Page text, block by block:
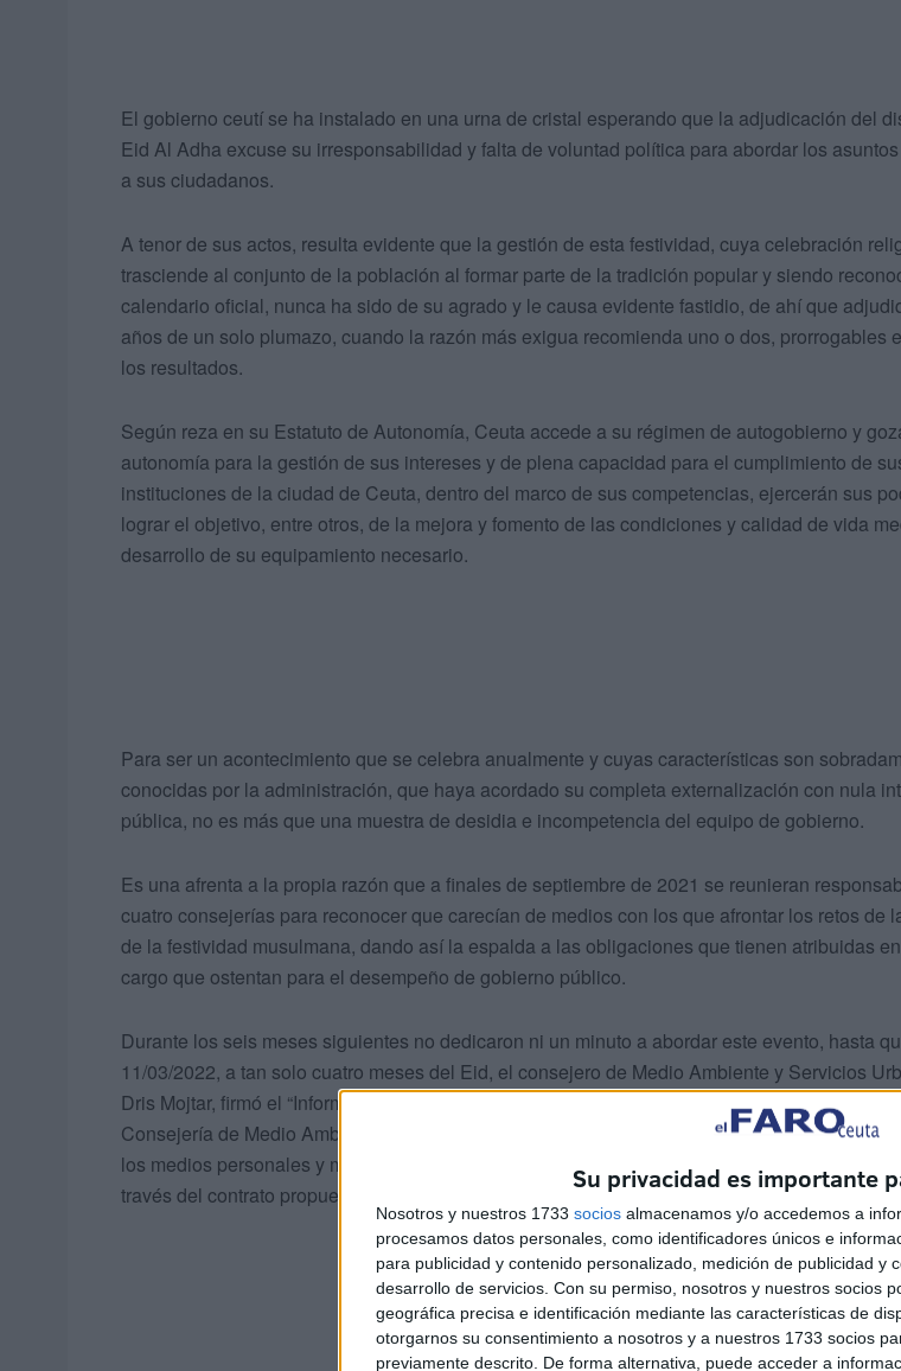
Su privacidad es importante
Nosotros y nuestros 1733 socios almacenamos y/o accedemos a
procesamos datos personales, como identificadores únicos e
para publicidad y contenido personalizado, medición de publicidad y
desarrollo de servicios. Con su permiso, nosotros y nuestros socios
geográfica precisa e identificación mediante las características de
otorgarnos su consentimiento a nosotros y a nuestros 1733 socios
previamente descrito. De forma alternativa, puede acceder a
El gobierno ceutí se ha instalado en una urna de cristal esperando que la adjudicación del
Eid Al Adha excuse su irresponsabilidad y falta de voluntad política para abordar los
a sus ciudadanos.
A tenor de sus actos, resulta evidente que la gestión de esta festividad, cuya celebración
trasciende al conjunto de la población al formar parte de la tradición popular y siendo
calendario oficial, nunca ha sido de su agrado y le causa evidente fastidio, de ahí que
años de un solo plumazo, cuando la razón más exigua recomienda uno o dos, prorrogables
los resultados.
Según reza en su Estatuto de Autonomía, Ceuta accede a su régimen de autogobierno y
autonomía para la gestión de sus intereses y de plena capacidad para el cumplimiento de
instituciones de la ciudad de Ceuta, dentro del marco de sus competencias, ejercerán sus
lograr el objetivo, entre otros, de la mejora y fomento de las condiciones y calidad de vida
desarrollo de su equipamiento necesario.
Para ser un acontecimiento que se celebra anualmente y cuyas características son
conocidas por la administración, que haya acordado su completa externalización con nula
pública, no es más que una muestra de desidia e incompetencia del equipo de gobierno.
Es una afrenta a la propia razón que a finales de septiembre de 2021 se reunieran
cuatro consejerías para reconocer que carecían de medios con los que afrontar los retos de
de la festividad musulmana, dando así la espalda a las obligaciones que tienen atribuidas
cargo que ostentan para el desempeño de gobierno público.
Durante los seis meses siguientes no dedicaron ni un minuto a abordar este evento, hasta
11/03/2022, a tan solo cuatro meses del Eid, el consejero de Medio Ambiente y Servicios
Dris Mojtar, firmó el “Informe de insuficiencia de medios personales” en el que reconocía que
Consejería de Medio Ambiente y Servicios Urbanos, ni el resto de Consejerías implicadas,
los medios personales y materiales suficientes para cubrir las necesidades que se tratan de
través del contrato propuesto”.